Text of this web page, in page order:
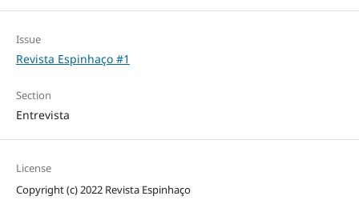
Issue
Revista Espinhaço #1
Section
Entrevista
License
Copyright (c) 2022 Revista Espinhaço